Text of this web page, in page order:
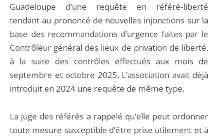
Guadeloupe d’une requête en référé‑liberté
tendant au prononcé de nouvelles injonctions sur la
base des recommandations d’urgence faites par le
Contrôleur général des lieux de privation de liberté,
à la suite des contrôles effectués aux mois de
septembre et octobre 2025. L’association avait déjà
introduit en 2024 une requête de même type.
La juge des référés a rappelé qu’elle peut ordonner
toute mesure susceptible d’être prise utilement et à